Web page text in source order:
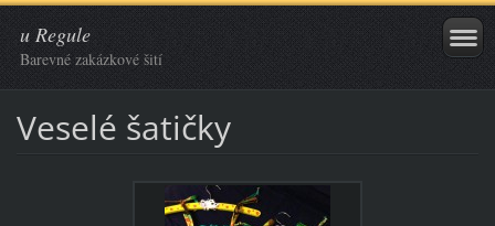
u Regule
Barevné zakázkové šití
Veselé šatičky